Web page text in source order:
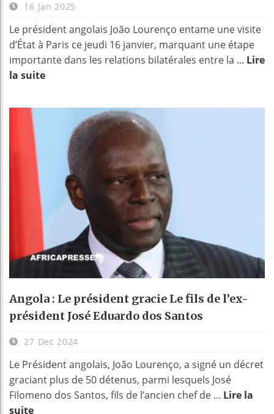
16 Jan 2025
Le président angolais João Lourenço entame une visite
d’État à Paris ce jeudi 16 janvier, marquant une étape
importante dans les relations bilatérales entre la ... Lire
la suite
Angola : Le président gracie Le fils de l’ex-
président José Eduardo dos Santos
27 Dec 2024
Le Président angolais, João Lourenço, a signé un décret
graciant plus de 50 détenus, parmi lesquels José
Filomeno dos Santos, fils de l’ancien chef de ... Lire la
suite